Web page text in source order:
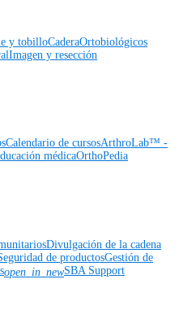
y tobilloCaderaOrtobiológicos
Imagen y resección
Calendario de cursosArthroLab™ -
médicaOrthoPedia
Divulgación de la cadena
de productosGestión de
open_in_newSBA Support